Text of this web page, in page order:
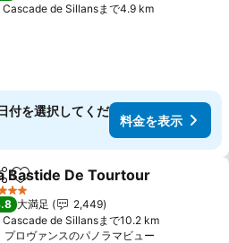
Cascade de Sillansまで4.9 km
付を選択してくだ
料金を表示
アお気に入りに追加
Bastide De Tourtour
テルのランク
大満足
2,449
Cascade de Sillansまで10.2 km
プロヴァンスのパノラマビュー